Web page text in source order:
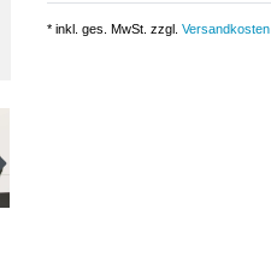
* inkl. ges. MwSt. zzgl. Versandkosten